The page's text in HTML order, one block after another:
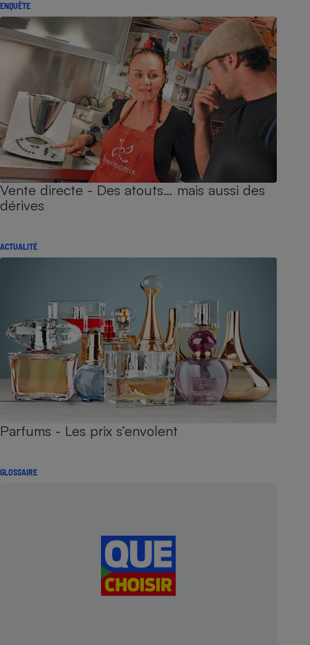
ENQUÊTE
Vente directe - Des atouts… mais aussi des
dérives
ACTUALITÉ
Parfums - Les prix s’envolent
GLOSSAIRE